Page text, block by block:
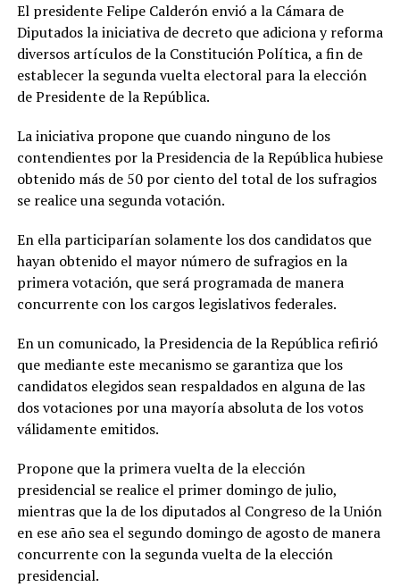
El presidente Felipe Calderón envió a la Cámara de
Diputados la iniciativa de decreto que adiciona y reforma
diversos artículos de la Constitución Política, a fin de
establecer la segunda vuelta electoral para la elección
de Presidente de la República.
La iniciativa propone que cuando ninguno de los
contendientes por la Presidencia de la República hubiese
obtenido más de 50 por ciento del total de los sufragios
se realice una segunda votación.
En ella participarían solamente los dos candidatos que
hayan obtenido el mayor número de sufragios en la
primera votación, que será programada de manera
concurrente con los cargos legislativos federales.
En un comunicado, la Presidencia de la República refirió
que mediante este mecanismo se garantiza que los
candidatos elegidos sean respaldados en alguna de las
dos votaciones por una mayoría absoluta de los votos
válidamente emitidos.
Propone que la primera vuelta de la elección
presidencial se realice el primer domingo de julio,
mientras que la de los diputados al Congreso de la Unión
en ese año sea el segundo domingo de agosto de manera
concurrente con la segunda vuelta de la elección
presidencial.